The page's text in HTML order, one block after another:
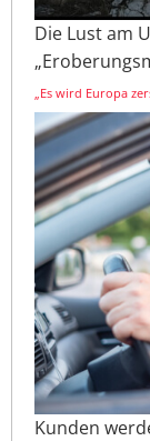
Die Lust am
„Es wird Europa
Kunden